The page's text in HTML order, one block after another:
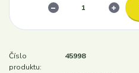
Číslo
produktu:
45998